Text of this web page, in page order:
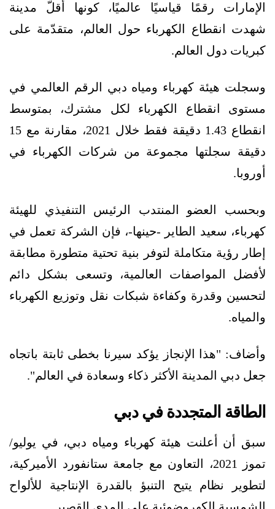
الإمارات رقمًا قياسيًا عالميًا، كونها أقلّ مدينة
شهدت انقطاع الكهرباء حول العالم، متقدّمة على
كبريات دول العالم.
وسجلت هيئة كهرباء ومياه دبي الرقم العالمي في
مستوى انقطاع الكهرباء لكل مشترك، بمتوسط
انقطاع 1.43 دقيقة فقط خلال 2021، مقارنة مع 15
دقيقة سجلتها مجموعة من شركات الكهرباء في
أوروبا.
وبحسب العضو المنتدب الرئيس التنفيذي للهيئة
كهرباء، سعيد الطاير -حينها-، فإن الشركة تعمل في
إطار رؤية متكاملة لتوفر بنية تحتية متطورة مطابقة
لأفضل المواصفات العالمية، وتسعى بشكل دائم
لتحسين وقدرة وكفاءة شبكات نقل وتوزيع الكهرباء
والمياه.
وأضاف: "هذا الإنجاز يؤكد سيرنا بخطى ثابتة باتجاه
جعل دبي المدينة الأكثر ذكاء وسعادة في العالم".
الطاقة المتجددة في دبي
سبق أن أعلنت هيئة كهرباء ومياه دبي، في يوليو/
تموز 2021، التعاون مع جامعة ستانفورد الأميركية،
لتطوير نظام يتيح التنبؤ بالقدرة الإنتاجية للألواح
الشمسية الكهروضوئية على المدى القصير.